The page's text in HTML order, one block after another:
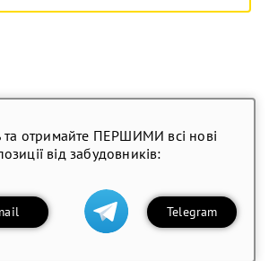
та отримайте ПЕРШИМИ всі нові
від забудовників:
Telegram